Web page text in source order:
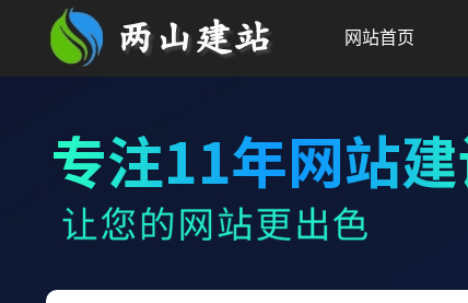
网站首页